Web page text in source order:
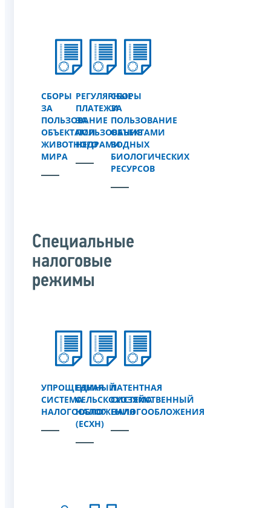
СБОРЫ
ЗА
ПОЛЬЗОВАНИЕ
ОБЪЕКТАМИ
ЖИВОТНОГО
МИРА
РЕГУЛЯРНЫЕ
ПЛАТЕЖИ
ЗА
ПОЛЬЗОВАНИЕ
НЕДРАМИ
СБОРЫ
ЗА
ПОЛЬЗОВАНИЕ
ОБЪЕКТАМИ
ВОДНЫХ
БИОЛОГИЧЕСКИХ
РЕСУРСОВ
Специальные
налоговые
режимы
УПРОЩЕННАЯ
СИСТЕМА
НАЛОГООБЛОЖЕНИЯ
ЕДИНЫЙ
СЕЛЬСКОХОЗЯЙСТВЕННЫЙ
НАЛОГ
(ЕСХН)
ПАТЕНТНАЯ
СИСТЕМА
НАЛОГООБЛОЖЕНИЯ